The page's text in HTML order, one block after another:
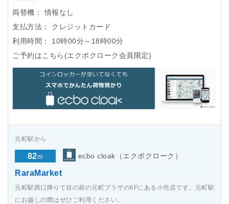
両替機：
情報なし
支払方法：
クレジットカード
利用時間：
10時00分～18時00分
ご予約はこちら(エクボクローク会員限定)
元町駅から
82m ecbo cloak（エクボクローク）
RaraMarket
元町駅西口降りて目の前の元町プラザの6Fにある小売店です。元町駅
にお越しの際はぜひご利用ください。